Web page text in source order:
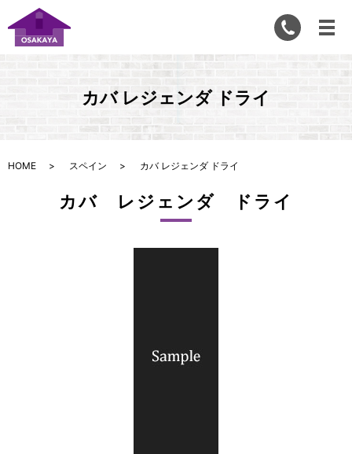
カバ レジェンダ ドライ
HOME スペイン カバ レジェンダ ドライ
カバ レジェンダ ドライ